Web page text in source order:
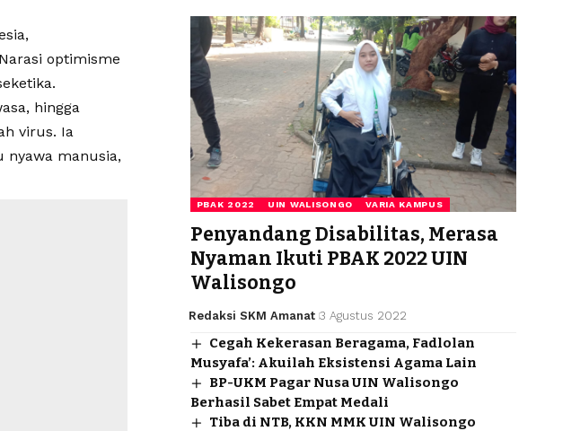
optimisme
hingga
virus. Ia
nyawa manusia,
PBAK 2022 UIN WALISONGO VARIA KAMPUS
Penyandang Disabilitas, Merasa
Nyaman Ikuti PBAK 2022 UIN
Walisongo
Redaksi SKM Amanat 3 Agustus 2022
Cegah Kekerasan Beragama, Fadlolan
Musyafa’: Akuilah Eksistensi Agama Lain
BP-UKM Pagar Nusa UIN Walisongo
Berhasil Sabet Empat Medali
Tiba di NTB, KKN MMK UIN Walisongo